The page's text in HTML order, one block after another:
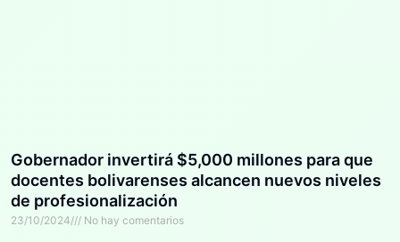
Gobernador invertirá $5,000 millones para que
docentes bolivarenses alcancen nuevos niveles
de profesionalización
23/10/2024 No hay comentarios